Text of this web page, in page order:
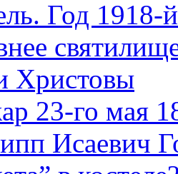
Год 1918-
Христовы
23-го мая
Исаевич